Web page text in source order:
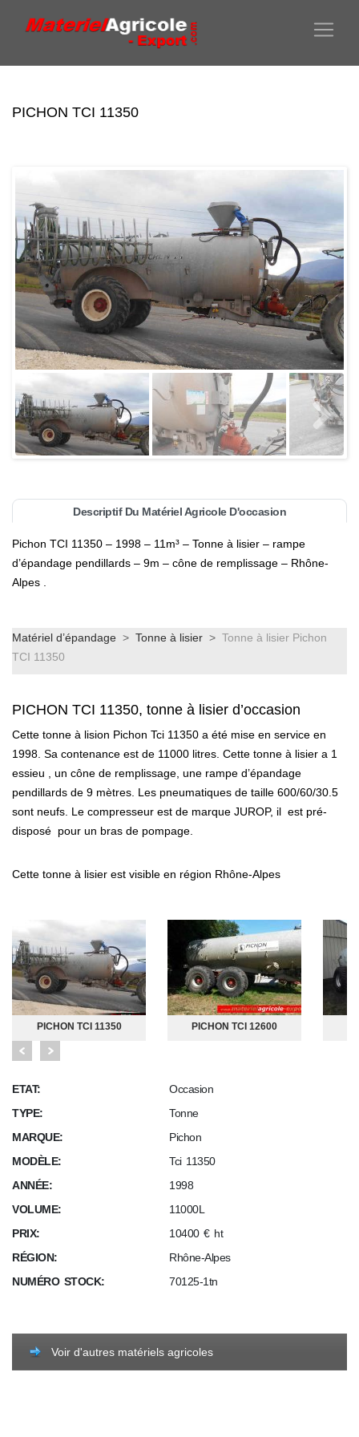
PICHON TCI 11350
Descriptif Du Matériel Agricole D'occasion
Pichon TCI 11350 – 1998 – 11m³ – Tonne à lisier – rampe
d’épandage pendillards – 9m – cône de remplissage – Rhône-
Alpes .
Matériel d’épandage > Tonne à lisier > Tonne à lisier Pichon
TCI 11350
PICHON TCI 11350, tonne à lisier d’occasion
Cette tonne à lision Pichon Tci 11350 a été mise en service en
1998. Sa contenance est de 11000 litres. Cette tonne à lisier a 1
essieu , un cône de remplissage, une rampe d’épandage
pendillards de 9 mètres. Les pneumatiques de taille 600/60/30.5
sont neufs. Le compresseur est de marque JUROP, il est pré-
disposé pour un bras de pompage.
Cette tonne à lisier est visible en région Rhône-Alpes
PICHON TCI 11350 PICHON TCI 12600
ETAT:
Occasion
TYPE:
Tonne
MARQUE:
Pichon
MODÈLE:
Tci 11350
ANNÉE:
1998
VOLUME:
11000L
PRIX:
10400 € ht
RÉGION:
Rhône-Alpes
NUMÉRO STOCK:
70125-1tn
Voir d'autres matériels agricoles